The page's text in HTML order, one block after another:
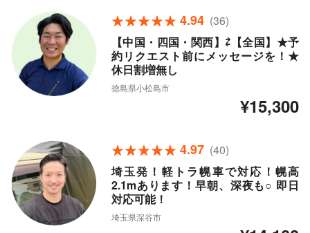
4.94 (36)
【中国・四国・関西】⇄【全国】★予
約リクエスト前にメッセージを！★
休日割増無し
徳島県小松島市
¥15,300
4.97 (40)
埼玉発！軽トラ幌車で対応！幌高
2.1mあります！早朝、深夜も○ 即日
対応可能！
埼玉県深谷市